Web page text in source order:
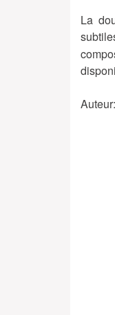
La
Auteur: